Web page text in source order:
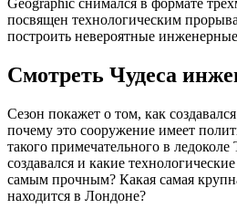
посвящен технологическим
построить невероятные
Смотреть Чудеса
Сезон покажет о том, как
почему это сооружение имеет
такого примечательного в
создавался и какие
самым прочным? Какая самая
находится в Лондоне?